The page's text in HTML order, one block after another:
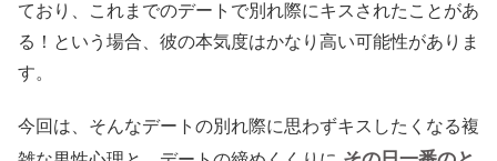
ており、これまでのデートで別れ際にキスされたことがあ
る！という場合、彼の本気度はかなり高い可能性がありま
す。
今回は、そんなデートの別れ際に思わずキスしたくなる複